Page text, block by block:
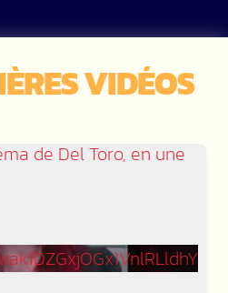
VIDÉOS
de Del Toro, en une